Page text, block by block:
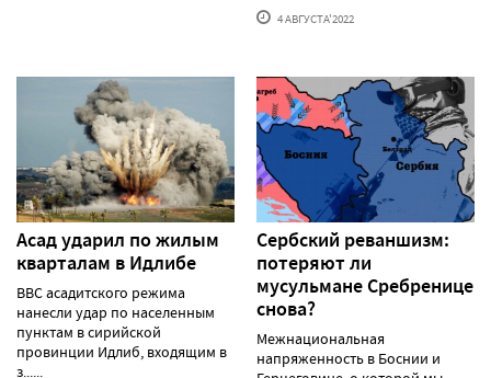
4 АВГУСТА'2022
Асад ударил по жилым
кварталам в Идлибе
ВВС асадитского режима
нанесли удар по населенным
пунктам в сирийской
провинции Идлиб, входящим в
з......
Сербский реваншизм:
потеряют ли
мусульмане Сребренице
снова?
Межнациональная
напряженность в Боснии и